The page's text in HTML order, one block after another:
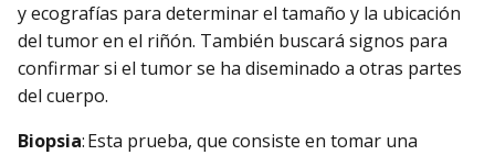
y ecografías para determinar el tamaño y la ubicación
del tumor en el riñón. También buscará signos para
confirmar si el tumor se ha diseminado a otras partes
del cuerpo.
Biopsia: Esta prueba, que consiste en tomar una